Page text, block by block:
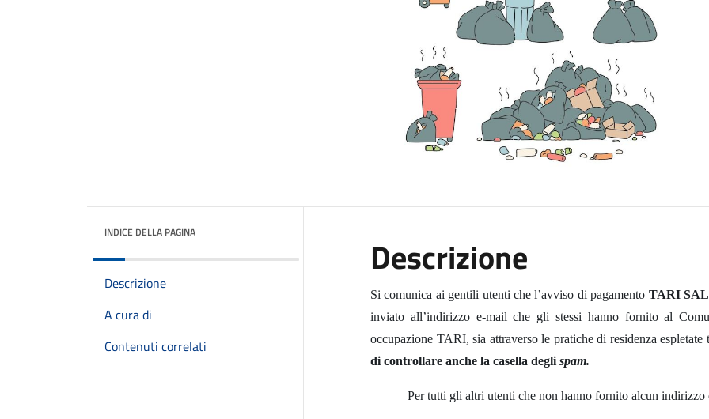
INDICE DELLA PAGINA
Descrizione
A cura di
Contenuti correlati
Descrizione
Si comunica ai gentili utenti che l’avviso di pagamento TARI
inviato all’indirizzo e-mail che gli stessi hanno fornito al
occupazione TARI, sia attraverso le pratiche di residenza
di controllare anche la casella degli spam.
Per tutti gli altri utenti che non hanno fornito alcun